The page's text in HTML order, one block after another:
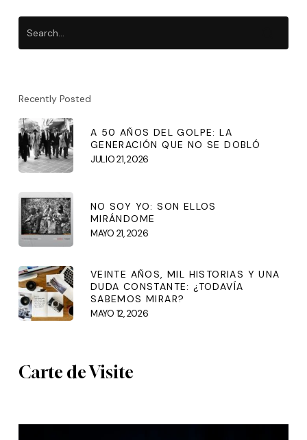
Recently Posted
A 50 AÑOS DEL GOLPE: LA
GENERACIÓN QUE NO SE DOBLÓ
JULIO 21, 2026
NO SOY YO: SON ELLOS
MIRÁNDOME
MAYO 21, 2026
VEINTE AÑOS, MIL HISTORIAS Y UNA
DUDA CONSTANTE: ¿TODAVÍA
SABEMOS MIRAR?
MAYO 12, 2026
Carte de Visite